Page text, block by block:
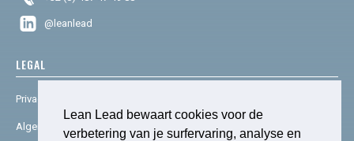
Lean Lead bewaart cookies voor de
verbetering van je surfervaring, analyse en
@leanlead
LEGAL
Privacy & cookies
Algemene voorwaarden